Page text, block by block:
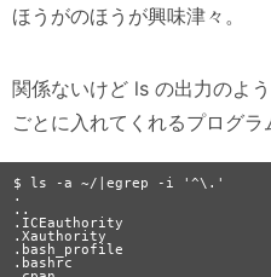
ほうがのほうが興味津々。
関係ないけど ls の出力のよ
ごとに入れてくれるプログラ
$ ls -a ~/|egrep -i '^\.'
.
..
.ICEauthority
.Xauthority
.bash_profile
.bashrc